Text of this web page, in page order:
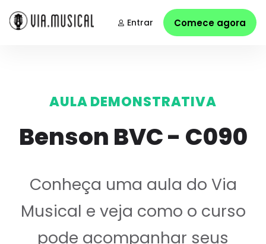
Entrar Comece agora
AULA DEMONSTRATIVA
Benson BVC - C090
Conheça uma aula do Via
Musical e veja como o curso
pode acompanhar seus